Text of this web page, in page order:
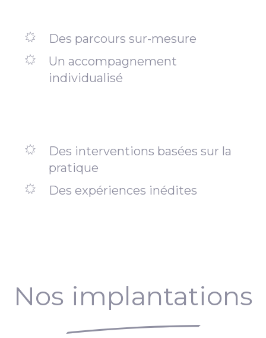
Des parcours sur-mesure
Un accompagnement
individualisé
Des interventions basées sur la
pratique
Des expériences inédites
Nos implantations